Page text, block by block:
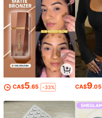
CA$5.65 -33% CA$9.05